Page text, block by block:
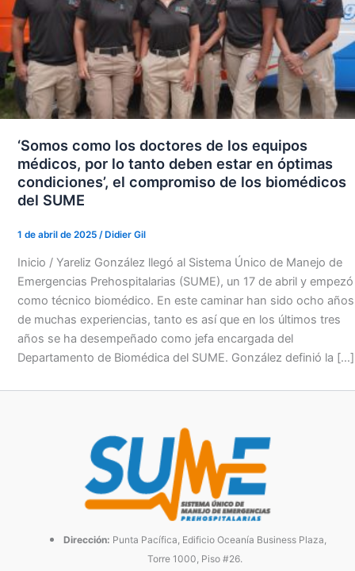
‘Somos como los doctores de los equipos
médicos, por lo tanto deben estar en óptimas
condiciones’, el compromiso de los biomédicos
del SUME
1 de abril de 2025 / Didier Gil
Inicio / Yareliz González llegó al Sistema Único de Manejo de
Emergencias Prehospitalarias (SUME), un 17 de abril y empezó
como técnico biomédico. En este caminar han sido ocho años
de muchas experiencias, tanto es así que en los últimos tres
años se ha desempeñado como jefa encargada del
Departamento de Biomédica del SUME. González definió la […]
Dirección: Punta Pacífica, Edificio Oceanía Business Plaza,
Torre 1000, Piso #26.